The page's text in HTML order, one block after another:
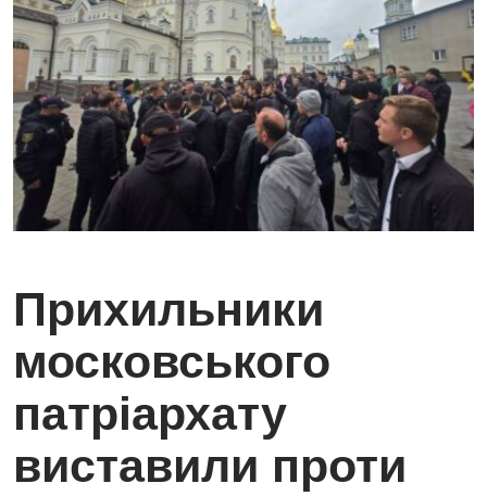
Прихильники
московського
патріархату
виставили проти